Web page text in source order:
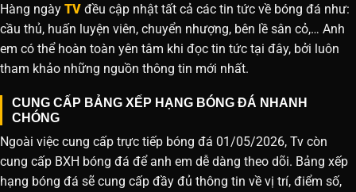
Hàng ngày TV đều cập nhật tất cả các tin tức về bóng đá như:
cầu thủ, huấn luyện viên, chuyển nhượng, bên lề sân cỏ,… Anh
em có thể hoàn toàn yên tâm khi đọc tin tức tại đây, bởi luôn
tham khảo những nguồn thông tin mới nhất.
CUNG CẤP BẢNG XẾP HẠNG BÓNG ĐÁ NHANH
CHÓNG
Ngoài việc cung cấp trực tiếp bóng đá 01/05/2026, Tv còn
cung cấp BXH bóng đá để anh em dễ dàng theo dõi. Bảng xếp
hạng bóng đá sẽ cung cấp đầy đủ thông tin về vị trí, điểm số,